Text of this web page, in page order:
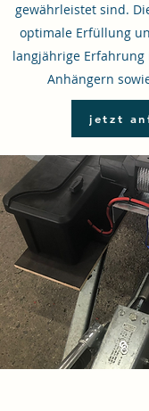
gewährleistet sind.
optimale Erfüllung
langjährige
Anhängern
jetzt